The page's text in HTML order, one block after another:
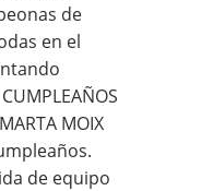
de
en el
MOIX
de equipo